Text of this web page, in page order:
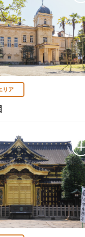
リア